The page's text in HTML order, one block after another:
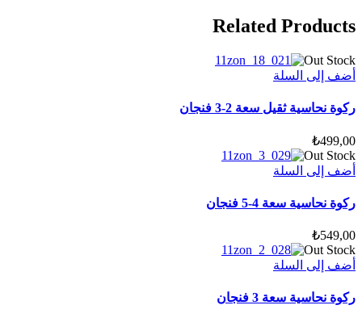
Related Products
Out Stock
أضف إلى السلة
ركوة نحاسية ثقيل سعة 2-3 فنجان
₺499,00
Out Stock
أضف إلى السلة
ركوة نحاسية سعة 4-5 فنجان
₺549,00
Out Stock
أضف إلى السلة
ركوة نحاسية سعة 3 فنجان